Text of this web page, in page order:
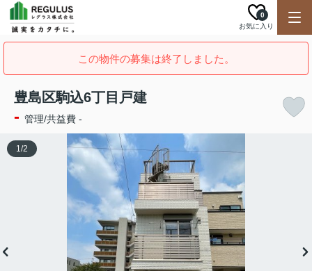
お気に入り
0
この物件の募集は終了しました。
豊島区駒込6丁目戸建
- 管理/共益費 -
1/2